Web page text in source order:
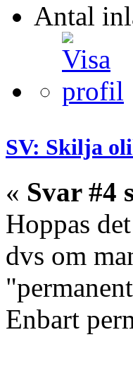
Antal
SV: Skilja
« Svar #4
Hoppas
dvs om
Enbart